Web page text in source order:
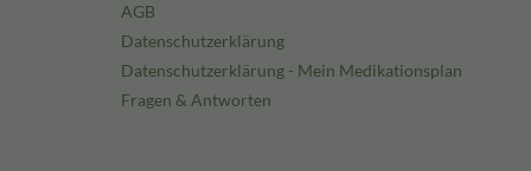
AGB
Datenschutzerklärung
Datenschutzerklärung - Mein Medikationsplan
Fragen & Antworten